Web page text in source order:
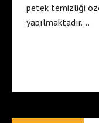
petek temizliği
yapılmaktadır….